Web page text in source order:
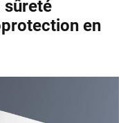
sûreté
en